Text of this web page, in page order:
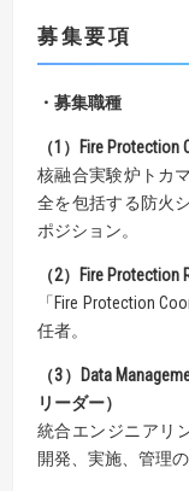
募集要項
・募集職種
（1）Fire Protection
核融合実験炉トカ
全を包括する防火
ポジション。
（2）Fire Protection
「Fire Protection
任者。
（3）Data
リーダー）
統合エンジニアリ
開発、実施、管理の